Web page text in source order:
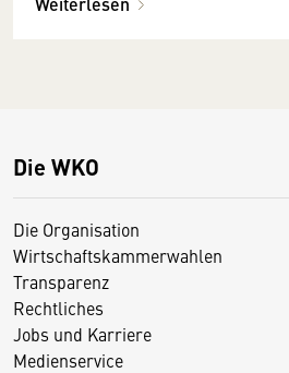
Die WKO
Die Organisation
Wirtschaftskammerwahlen
Transparenz
Rechtliches
Jobs und Karriere
Medienservice